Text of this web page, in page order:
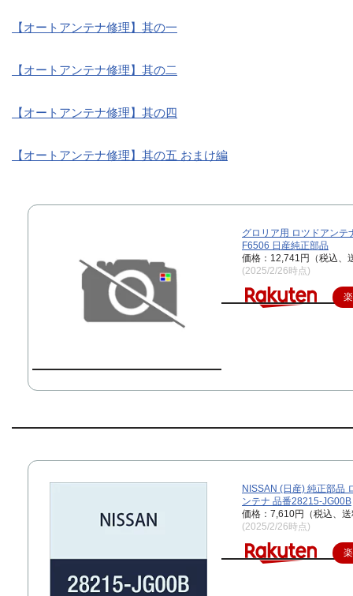
【オートアンテナ修理】其の一
【オートアンテナ修理】其の二
【オートアンテナ修理】其の四
【オートアンテナ修理】其の五 おまけ編
グロリア用 ロツドアンテ
F6506 日産純正部品
価格：12,741円（税込、
(2025/2/26時点)
NISSAN (日産) 純正部品
ンテナ 品番28215-JG00B
価格：7,610円（税込、
(2025/2/26時点)